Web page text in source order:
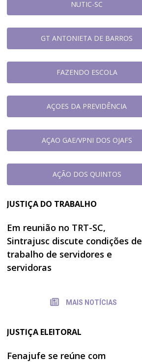
NUTIC-SC
GT ANTONIETA DE BARROS
FAZENDO ESCOLA
AÇOES DA PREVIDÊNCIA
AÇAO GAE/VPNI DOS OJAFS
AÇÃO DOS QUINTOS
JUSTIÇA DO TRABALHO
Em reunião no TRT-SC,
Sintrajusc discute condições de
trabalho de servidores e
servidoras
MAIS NOTÍCIAS
JUSTIÇA ELEITORAL
Fenajufe se reúne com